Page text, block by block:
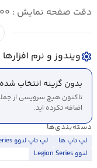
دقت صفحه نمایش : WQXGA| ۲۵۶۰×۱۶۰۰ پیکسل
ویندوز و نرم افزارهاsettings
بدون گزینه انتخاب شده
تاکنون هیچ سرویسی از
اضافه نکرده اید.
دسته‌بندی‌ها
لپ تاپ ها
لپ تاپ لنوو Legion Pro ۵ Series
لنوو Legion Series